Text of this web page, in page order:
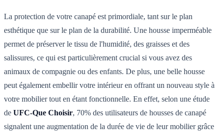
La protection de votre canapé est primordiale, tant sur le plan
esthétique que sur le plan de la durabilité. Une housse imperméable
permet de préserver le tissu de l'humidité, des graisses et des
salissures, ce qui est particulièrement crucial si vous avez des
animaux de compagnie ou des enfants. De plus, une belle housse
peut également embellir votre intérieur en offrant un nouveau style à
votre mobilier tout en étant fonctionnelle. En effet, selon une étude
de UFC-Que Choisir, 70% des utilisateurs de housses de canapé
signalent une augmentation de la durée de vie de leur mobilier grâce